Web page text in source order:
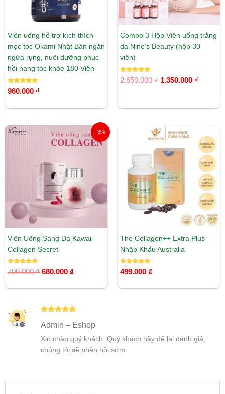
Viên uống hỗ trợ kích thích
mọc tóc Okami Nhật Bản ngăn
ngừa rụng, nuôi dưỡng phục
hồi nang tóc khỏe 180 Viên
Được xếp
hạng
960.000 ₫
Combo 3 Hộp Viên uống trắng
da Nine’s Beauty (hộp 30
viên)
Được xếp
hạng
2.650.000₫ 1.350.000 ₫
-3%
Viên Uống Sáng Da Kawaii
Collagen Secret
Được xếp
hạng
700.000₫
gốc
680.000 ₫
hiện
tại
The Collagen++ Extra Plus
Nhập Khẩu Australia
Được xếp
hạng
499.000 ₫
hạng55
Admin – Eshop
Xin chào quý khách. Quý khách hãy để lại đánh giá,
chúng tôi sẽ phản hồi sớm